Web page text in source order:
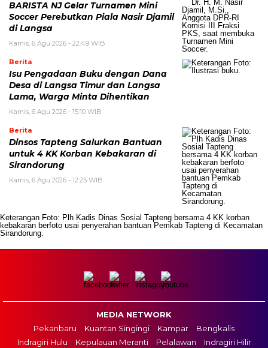
BARISTA NJ Gelar Turnamen Mini
Soccer Perebutkan Piala Nasir Djamil
di Langsa
Kamis, 6 Agu 2026 - 22:49 WIB
Berita
Isu Pengadaan Buku dengan Dana
Desa di Langsa Timur dan Langsa
Lama, Warga Minta Dihentikan
Kamis, 6 Agu 2026 - 15:10 WIB
Berita
Dinsos Tapteng Salurkan Bantuan
untuk 4 KK Korban Kebakaran di
Sirandorung
Kamis, 6 Agu 2026 - 12:25 WIB
Keterangan Foto: Plh Kadis Dinas Sosial Tapteng bersama 4 KK korban
kebakaran berfoto usai penyerahan bantuan Pemkab Tapteng di Kecamatan
Sirandorung.
MEDIA NETWORK
Pekanbaru
Kuantan Singingi Kampar
Bengkalis
Indragiri Hulu
Kepulauan Meranti Pelalawan
Indragiri Hilir